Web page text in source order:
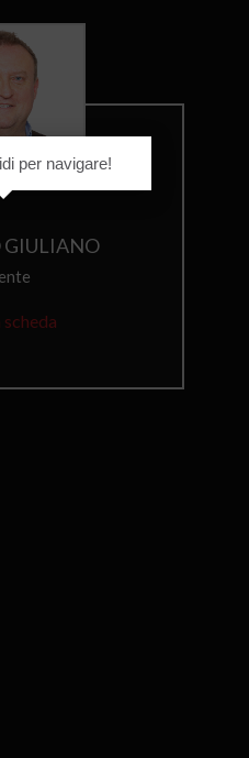
GIULIANO
per navigare!